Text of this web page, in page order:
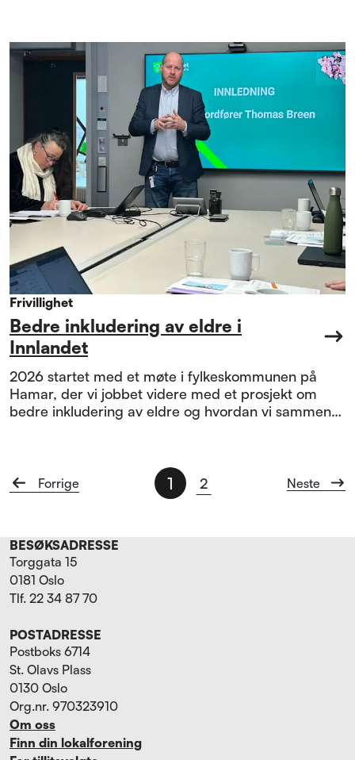
Frivillighet
Bedre inkludering av eldre i
Innlandet
2026 startet med et møte i fylkeskommunen på
Hamar, der vi jobbet videre med et prosjekt om
bedre inkludering av eldre og hvordan vi sammen
Forrige 1 2 Neste
BESØKSADRESSE
Torggata 15
0181 Oslo
Tlf. 22 34 87 70
POSTADRESSE
Postboks 6714
St. Olavs Plass
0130 Oslo
Org.nr. 970323910
Om oss
Finn din lokalforening